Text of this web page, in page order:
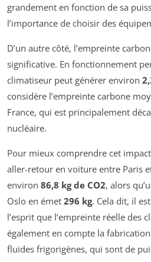
grandement en fonction de sa
l’importance de choisir des
D’un autre côté, l’empreinte
significative. En fonctionnement
climatiseur peut générer environ
considère l’empreinte carbone
France, qui est principalement
nucléaire.
Pour mieux comprendre cet
aller-retour en voiture entre Paris
environ 86,8 kg de CO2, alors
Oslo en émet 296 kg. Cela dit, il
l’esprit que l’empreinte réelle des
également en compte la
fluides frigorigènes, qui sont de